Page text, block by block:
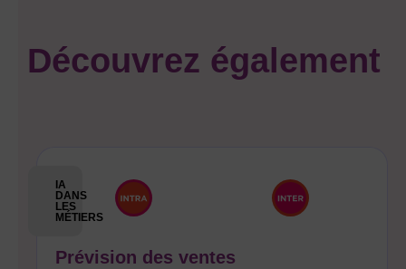
Découvrez également
IA
DANS
LES
MÉTIERS
Prévision des ventes